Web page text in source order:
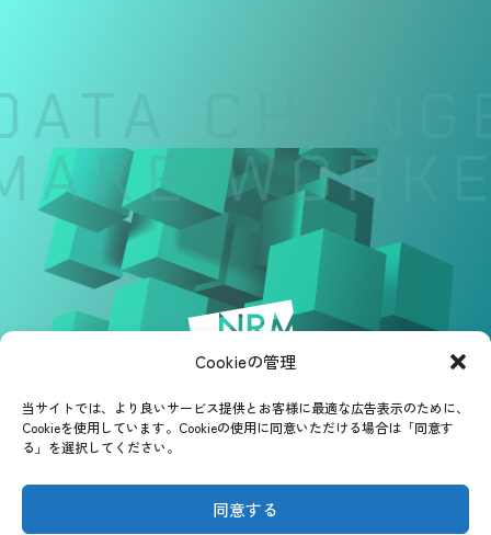
Cookieの管理
当サイトでは、より良いサービス提供とお客様に最適な広告表示のために、
Cookieを使用しています。Cookieの使用に同意いただける場合は「同意す
る」を選択してください。
同意する